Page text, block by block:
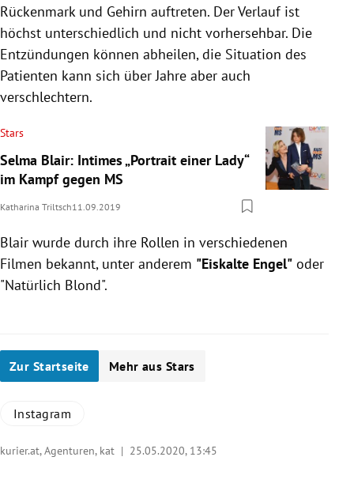
Rückenmark und Gehirn auftreten. Der Verlauf ist
höchst unterschiedlich und nicht vorhersehbar. Die
Entzündungen können abheilen, die Situation des
Patienten kann sich über Jahre aber auch
verschlechtern.
Stars
Selma Blair: Intimes „Portrait einer Lady“
im Kampf gegen MS
Katharina Triltsch11.09.2019
Blair wurde durch ihre Rollen in verschiedenen
Filmen bekannt, unter anderem "Eiskalte Engel" oder
"Natürlich Blond".
Zur Startseite Mehr aus Stars
Instagram
kurier.at, Agenturen, kat | 25.05.2020, 13:45